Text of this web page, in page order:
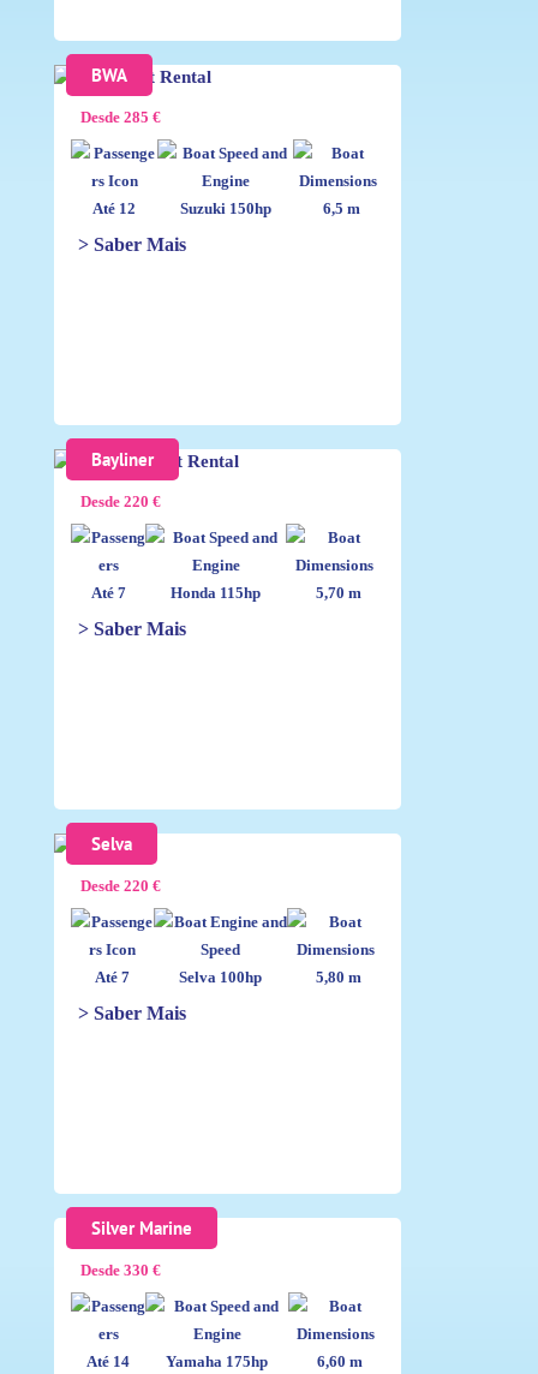
BWA
Desde 285 €
Até 12 Suzuki 150hp 6,5 m
> Saber Mais
Bayliner
Desde 220 €
Até 7 Honda 115hp 5,70 m
> Saber Mais
Selva
Desde 220 €
Até 7 Selva 100hp 5,80 m
> Saber Mais
Silver Marine
Desde 330 €
Até 14 Yamaha 175hp 6,60 m